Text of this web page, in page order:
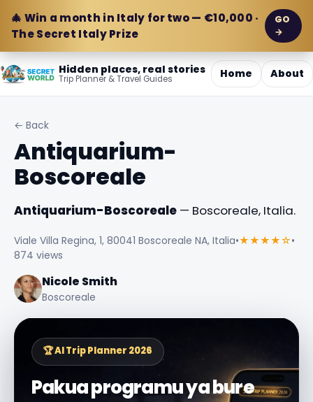
🎄 Win a month in Italy for two — €10,000 ·
The Secret Italy Prize
GO
→
Hidden places, real stories
Trip Planner & Travel Guides Home About
← Back
Antiquarium-
Boscoreale
Antiquarium-Boscoreale — Boscoreale, Italia.
Viale Villa Regina, 1, 80041 Boscoreale NA, Italia•★★★★☆•
874 views
Nicole Smith
Boscoreale
🏆 AI Trip Planner 2026
Pakua programu ya bure